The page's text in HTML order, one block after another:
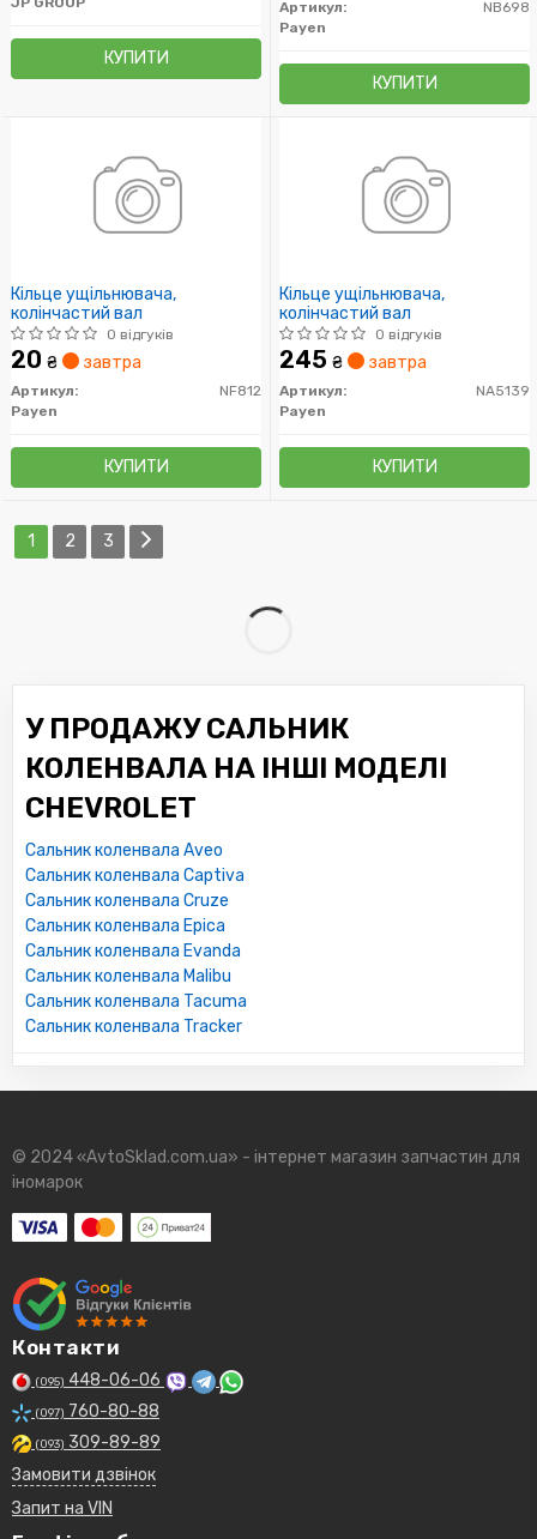
КУПИТИ
Артикул:
NB698
Payen
КУПИТИ
Кільце ущільнювача,
колінчастий вал
0 відгуків
20 ₴ завтра
Артикул:
NF812
Payen
КУПИТИ
Кільце ущільнювача,
колінчастий вал
0 відгуків
245 ₴ завтра
Артикул:
NA5139
Payen
КУПИТИ
1 2 3
У ПРОДАЖУ САЛЬНИК
КОЛЕНВАЛА НА ІНШІ МОДЕЛІ
CHEVROLET
Сальник коленвала Aveo
Сальник коленвала Captiva
Сальник коленвала Cruze
Сальник коленвала Epica
Сальник коленвала Evanda
Сальник коленвала Malibu
Сальник коленвала Tacuma
Сальник коленвала Tracker
© 2024 «AvtoSklad.com.ua» - інтернет магазин запчастин для
іномарок
Контакти
(095) 448-06-06
(097) 760-80-88
(093) 309-89-89
Замовити дзвінок
Запит на VIN